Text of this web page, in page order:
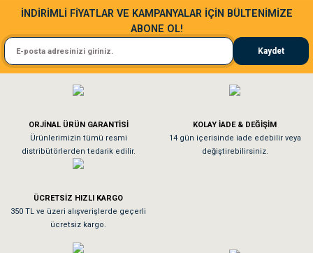
Kemikleri
Seyahat Ürünleri
Kedim taze mamaya bayıldı kargo fimrasın da bir sorun yaşadım ve arkadaşlar
El**** Ek******
Köpeğim bayıldı hediyeler için teşekkürler
As**** Tu******
Tavşanım kafesinin kalitesine ve paketlemesine bayıldım
Sa**** On******
İNDİRİMLİ FİYATLAR VE KAMPANYALAR İÇİN BÜLTENİMİZE
ABONE OL!
Kaydet
ORJİNAL ÜRÜN GARANTİSİ
Ürünlerimizin tümü resmi
distribütörlerden tedarik edilir.
KOLAY İADE & DEĞİŞİM
14 gün içerisinde iade edebilir veya
değiştirebilirsiniz.
ÜCRETSİZ HIZLI KARGO
350 TL ve üzeri alışverişlerde geçerli
ücretsiz kargo.